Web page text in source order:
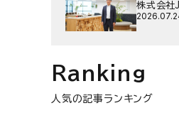
株式会社
Ranking
人気の記事ランキング